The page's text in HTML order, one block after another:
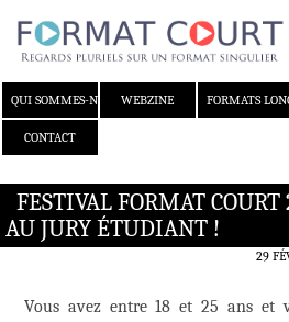
QUI SOMMES-NOUS ?WEBZINE FORMATS
CONTACT
FESTIVAL FORMAT
AU JURY ÉTUDIANT !
29
Vous avez entre 18 et 25 ans et